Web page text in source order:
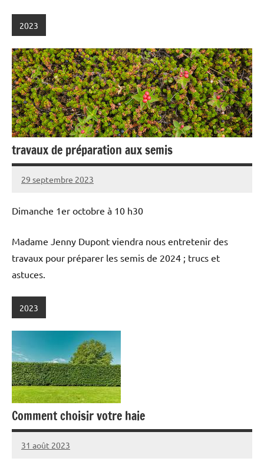
2023
travaux de préparation aux semis
29 septembre 2023
admin
Dimanche 1er octobre à 10 h30
Madame Jenny Dupont viendra nous entretenir des
travaux pour préparer les semis de 2024 ; trucs et
astuces.
2023
Comment choisir votre haie
31 août 2023
admin